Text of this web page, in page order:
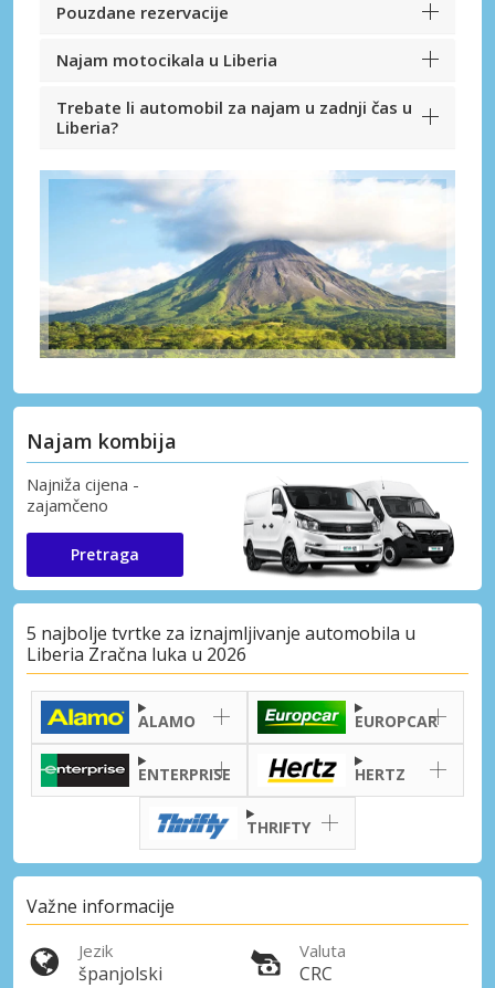
Pouzdane rezervacije
Najam motocikala u Liberia
Trebate li automobil za najam u zadnji čas u
Liberia?
Najam kombija
Najniža cijena -
zajamčeno
Pretraga
5 najbolje tvrtke za iznajmljivanje automobila u
Liberia Zračna luka u 2026
ALAMO EUROPCAR
ENTERPRISE HERTZ
THRIFTY
Važne informacije
Jezik
španjolski
Valuta
CRC